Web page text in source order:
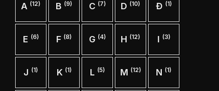
A (12) B (9) C (7) D (10) Đ (1)
E (6) F (8) G (4) H (12) I (3)
J (1) K (1) L (5) M (12) N (1)